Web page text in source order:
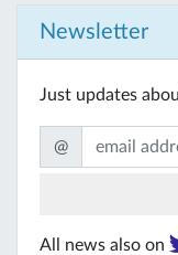
Newsletter
Just updates
@
All news also on